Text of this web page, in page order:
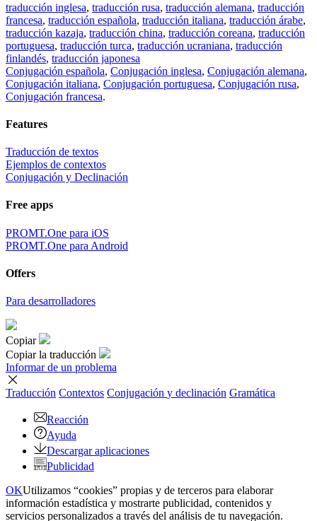
traducción inglesa, traducción rusa, traducción alemana, traducción
francesa, traducción española, traducción italiana, traducción árabe,
traducción kazaja, traducción china, traducción coreana, traducción
portuguesa, traducción turca, traducción ucraniana, traducción
finlandés, traducción japonesa
Conjugación española, Conjugación inglesa, Conjugación alemana,
Conjugación italiana, Conjugación portuguesa, Conjugación rusa,
Conjugación francesa.
Features
Traducción de textos
Ejemplos de contextos
Conjugación y Declinación
Free apps
PROMT.One para iOS
PROMT.One para Android
Offers
Para desarrolladores
Copiar
Copiar la traducción
Informar de un problema
Traducción Contextos Conjugación y declinación Gramática
Reacción
Ayuda
Descargar aplicaciones
Publicidad
OKUtilizamos “cookies” propias y de terceros para elaborar
información estadística y mostrarte publicidad, contenidos y
servicios personalizados a través del análisis de tu navegación.